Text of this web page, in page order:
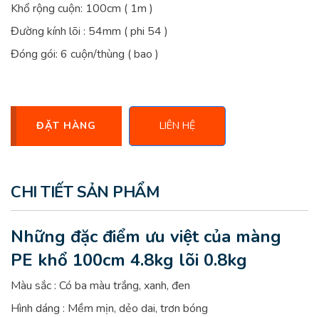
Khổ rộng cuộn: 100cm ( 1m )
Đường kính lõi : 54mm ( phi 54 )
Đóng gói: 6 cuộn/thùng ( bao )
ĐẶT HÀNG LIÊN HỆ
CHI TIẾT SẢN PHẨM
Những đặc điểm ưu việt của màng
PE khổ 100cm 4.8kg lõi 0.8kg
Màu sắc : Có ba màu trắng, xanh, đen
Hình dáng : Mềm mịn, dẻo dai, trơn bóng